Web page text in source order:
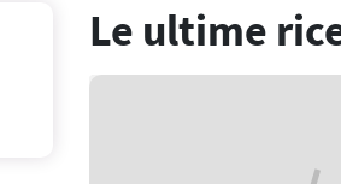
Le ultime